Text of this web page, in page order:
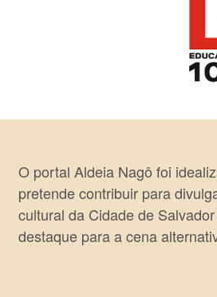
O portal Aldeia Nagô foi
pretende contribuir para
cultural da Cidade de
destaque para a cena